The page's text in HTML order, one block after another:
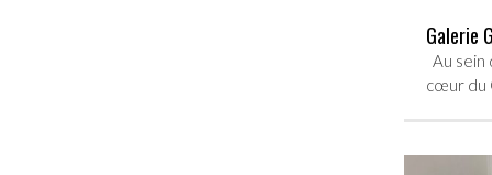
Galerie
Au sein
cœur du